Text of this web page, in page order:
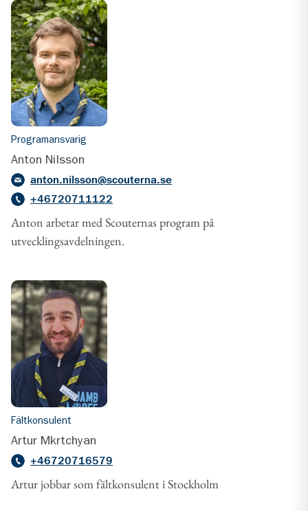
Programansvarig
Anton Nilsson
anton.nilsson@scouterna.se
+46720711122
Anton arbetar med Scouternas program på
utvecklingsavdelningen.
Fältkonsulent
Artur Mkrtchyan
+46720716579
Artur jobbar som fältkonsulent i Stockholm